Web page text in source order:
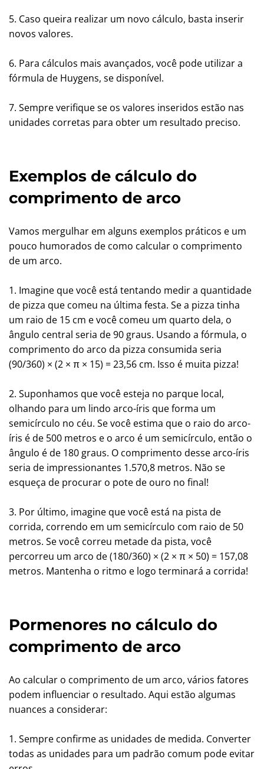
5. Caso queira realizar um novo cálculo, basta inserir
novos valores.
6. Para cálculos mais avançados, você pode utilizar a
fórmula de Huygens, se disponível.
7. Sempre verifique se os valores inseridos estão nas
unidades corretas para obter um resultado preciso.
Exemplos de cálculo do
comprimento de arco
Vamos mergulhar em alguns exemplos práticos e um
pouco humorados de como calcular o comprimento
de um arco.
1. Imagine que você está tentando medir a quantidade
de pizza que comeu na última festa. Se a pizza tinha
um raio de 15 cm e você comeu um quarto dela, o
ângulo central seria de 90 graus. Usando a fórmula, o
comprimento do arco da pizza consumida seria
(90/360) × (2 × π × 15) = 23,56 cm. Isso é muita pizza!
2. Suponhamos que você esteja no parque local,
olhando para um lindo arco-íris que forma um
semicírculo no céu. Se você estima que o raio do arco-
íris é de 500 metros e o arco é um semicírculo, então o
ângulo é de 180 graus. O comprimento desse arco-íris
seria de impressionantes 1.570,8 metros. Não se
esqueça de procurar o pote de ouro no final!
3. Por último, imagine que você está na pista de
corrida, correndo em um semicírculo com raio de 50
metros. Se você correu metade da pista, você
percorreu um arco de (180/360) × (2 × π × 50) = 157,08
metros. Mantenha o ritmo e logo terminará a corrida!
Pormenores no cálculo do
comprimento de arco
Ao calcular o comprimento de um arco, vários fatores
podem influenciar o resultado. Aqui estão algumas
nuances a considerar:
1. Sempre confirme as unidades de medida. Converter
todas as unidades para um padrão comum pode evitar